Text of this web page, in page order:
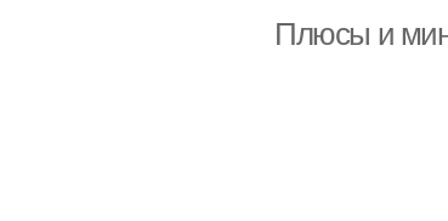
Плюсы и